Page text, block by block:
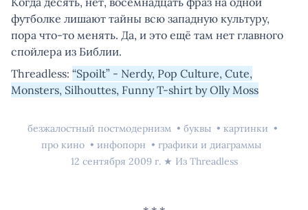
футболке лишают тайны всю западную культуру,
пора что-то менять. Да, и это ещё там нет главного
спойлера из Библии.
Threadless: “Spoilt” - Nerdy, Pop Culture, Cute,
Monsters, Silhouttes, Funny T-shirt by Olly Moss
безжалостный постмодернизм буквы
картинки
про кино
инфопорн
графики и диаграммы
12 сентября 2009 г.★ Из Threadless